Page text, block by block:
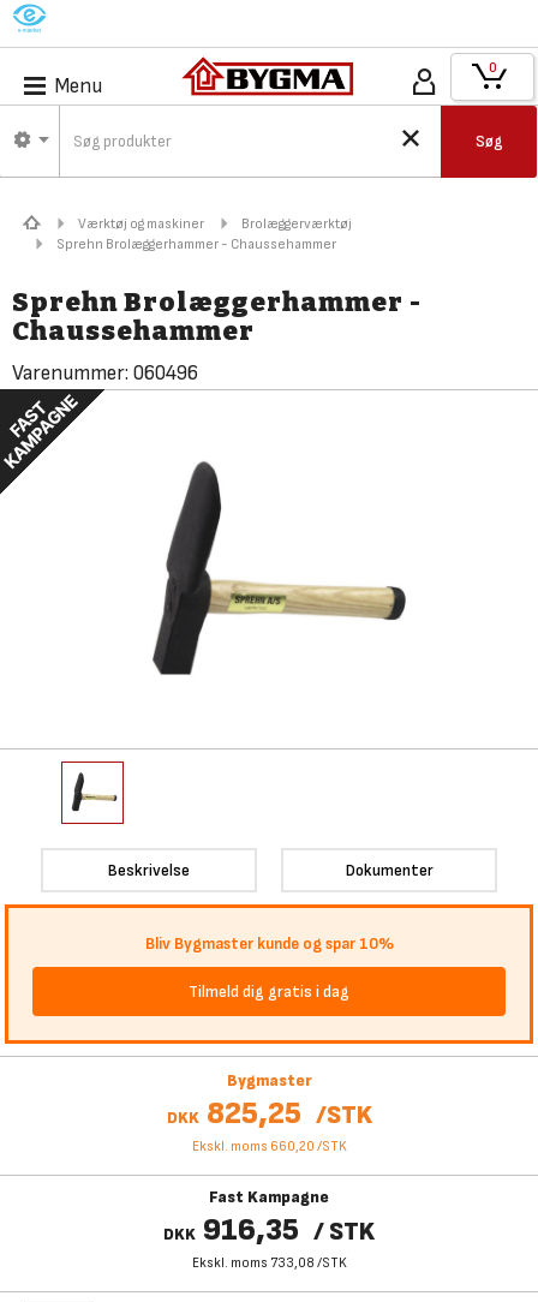
M
Menu
Søg
0
Værktøj og maskiner
Brolæggerværktøj
Sprehn Brolæggerhammer - Chaussehammer
Sprehn Brolæggerhammer -
Chaussehammer
Varenummer: 060496
Beskrivelse Dokumenter
Bliv Bygmaster kunde og spar 10%
Tilmeld dig gratis i dag
Bygmaster
DKK 825,25 /STK
Ekskl. moms 660,20 /STK
Fast Kampagne
DKK 916,35 /STK
Ekskl. moms 733,08 /STK